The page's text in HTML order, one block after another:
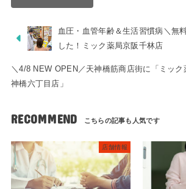
血圧・血管年齢＆生活習慣病＼無
した！ミック薬局京阪千林店
＼4/8 NEW OPEN／天神橋筋商店街に「ミック
神橋六丁目店」
RECOMMEND
店舗情報